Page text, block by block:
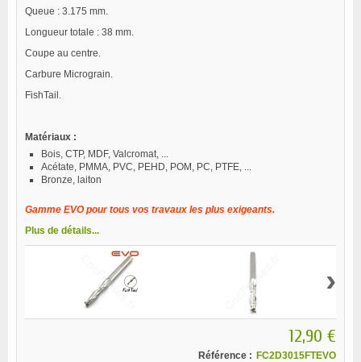
Queue : 3.175 mm.
Longueur totale : 38 mm.
Coupe au centre.
Carbure Micrograin.
FishTail.
Matériaux :
Bois, CTP, MDF, Valcromat, ...
Acétate, PMMA, PVC, PEHD, POM, PC, PTFE, ...
Bronze, laiton
Gamme EVO pour tous vos travaux les plus exigeants.
Plus de détails...
›
12,90 €
Référence : FC2D3015FTEVO